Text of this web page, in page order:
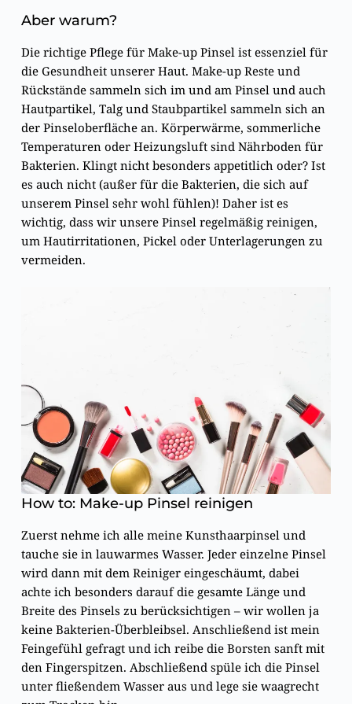
Aber warum?
Die richtige Pflege für Make-up Pinsel ist essenziel für
die Gesundheit unserer Haut. Make-up Reste und
Rückstände sammeln sich im und am Pinsel und auch
Hautpartikel, Talg und Staubpartikel sammeln sich an
der Pinseloberfläche an. Körperwärme, sommerliche
Temperaturen oder Heizungsluft sind Nährboden für
Bakterien. Klingt nicht besonders appetitlich oder? Ist
es auch nicht (außer für die Bakterien, die sich auf
unserem Pinsel sehr wohl fühlen)! Daher ist es
wichtig, dass wir unsere Pinsel regelmäßig reinigen,
um Hautirritationen, Pickel oder Unterlagerungen zu
vermeiden.
How to: Make-up Pinsel reinigen
Zuerst nehme ich alle meine Kunsthaarpinsel und
tauche sie in lauwarmes Wasser. Jeder einzelne Pinsel
wird dann mit dem Reiniger eingeschäumt, dabei
achte ich besonders darauf die gesamte Länge und
Breite des Pinsels zu berücksichtigen – wir wollen ja
keine Bakterien-Überbleibsel. Anschließend ist mein
Feingefühl gefragt und ich reibe die Borsten sanft mit
den Fingerspitzen. Abschließend spüle ich die Pinsel
unter fließendem Wasser aus und lege sie waagrecht